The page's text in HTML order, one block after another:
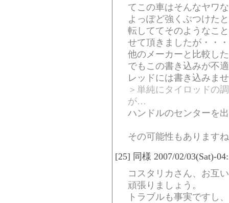
てこの車はそんなヤワ
よっぽど強くぶつけた
転しててそのようなこ
せて頂きましたが・・
他のメーカーと比較し
でもこの書き込みが不
レッドには書き込みま
＞単純にタイロッドの
が…
ハンドルのセンターを
その可能性もあります
[25] 同様 2007/02/03(Sat)-
コスタリカさん、お互
頑張りましょう。
トラブルも事実ですし